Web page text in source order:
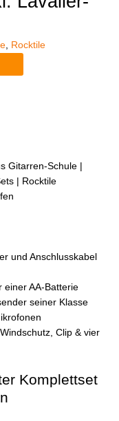
, Rocktile
Gitarren-Schule |
| Rocktile
und Anschlusskabel
einer AA-Batterie
seiner Klasse
Clip & vier
Komplettset